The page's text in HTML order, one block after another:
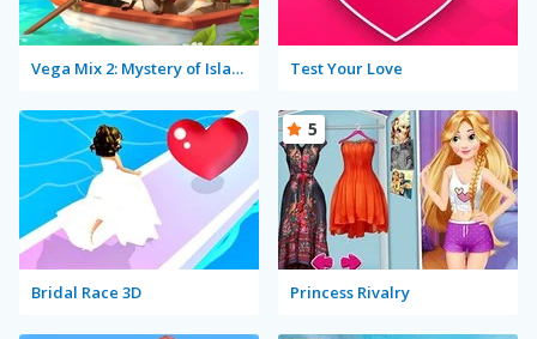
Vega Mix 2: Mystery of Island Test Your Love
Bridal Race 3D Princess Rivalry
5